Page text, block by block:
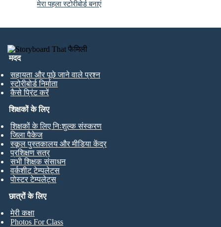
मेरा पहला स्टोरीबोर्ड बनाएं
मदद
सहायता और पूछे जाने वाले प्रश्न
स्टोरीबोर्ड निर्माता
कैसे प्रिंट करें
छात्रों के लिए
मेरी कक्षा
Photos For Class
शिक्षकों के लिए
शिक्षकों के लिए निःशुल्क संस्करण
जिला पैकेज
स्कूल पुस्तकालय और मीडिया केंद्र
प्रशिक्षण सत्र
सभी शिक्षक संसाधन
वर्कशीट टेम्पलेट्स
पोस्टर टेम्पलेट्स